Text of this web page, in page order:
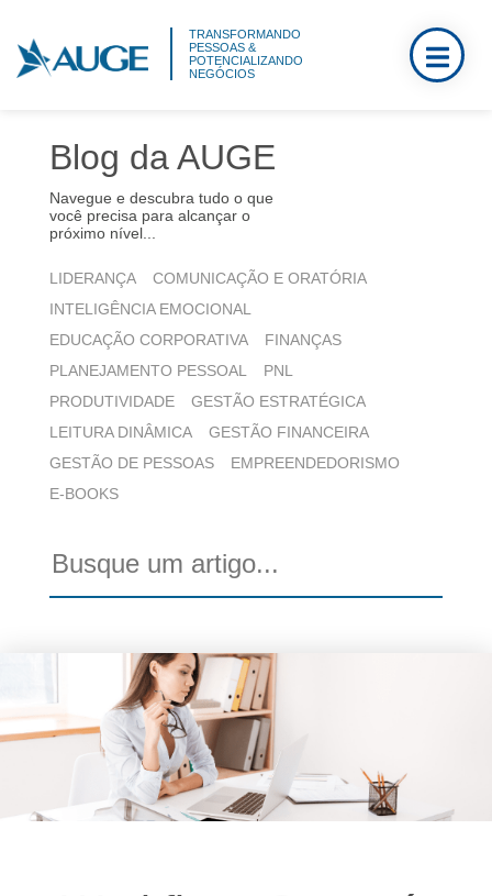
TRANSFORMANDO
PESSOAS &
POTENCIALIZANDO
NEGÓCIOS
Blog da AUGE
Navegue e descubra tudo o que
você precisa para alcançar o
próximo nível...
LIDERANÇA
COMUNICAÇÃO E ORATÓRIA
INTELIGÊNCIA EMOCIONAL
EDUCAÇÃO CORPORATIVA
FINANÇAS
PLANEJAMENTO PESSOAL
PNL
PRODUTIVIDADE
GESTÃO ESTRATÉGICA
LEITURA DINÂMICA
GESTÃO FINANCEIRA
GESTÃO DE PESSOAS
EMPREENDEDORISMO
E-BOOKS